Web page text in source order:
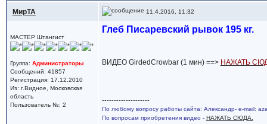
МирТА 11.4.2016, 11:32
МАСТЕР Штангист
Группа: Администраторы
Сообщений: 41857
Регистрация: 17.12.2010
Из: г.Видное, Московская
область
Пользователь №: 2
Глеб Писаревский рывок 195 кг.
ВИДЕО GirdedCrowbar (1 мин) ==> НАЖАТЬ
--------------------
По любому вопросу работы сайта: Александр- e-mail:
По вопросам приобретения видео - НАЖАТЬ СЮДА.